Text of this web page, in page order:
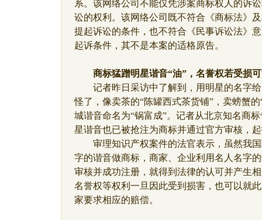
系。该网络公司不能仅凭涉案商标权人的诉
讼的权利。该网络公司既不符合《商标法》
提起诉讼的条件，也不符合《民事诉讼法》
起诉条件，其不是本案的适格原告。
商标猛蹭明星谐音“油”，名誉权若受损
记者昨日采访中了解到，用明星的名字给
怪了，像卖茶的“陈罐西式茶货铺”，卖螃蟹
城谐音命名为“锅富成”。记者从北京知名商
星谐音也已被抢注为商标并通过官方审核，
审理知识产权案件的法官表示，虽然我国
字的谐音做商标，商家、企业利用名人名字
审核并成功注册，就得到法律的认可并产生
名誉权等权利一旦因此受到损害，也可以就
家要求相应的赔偿。